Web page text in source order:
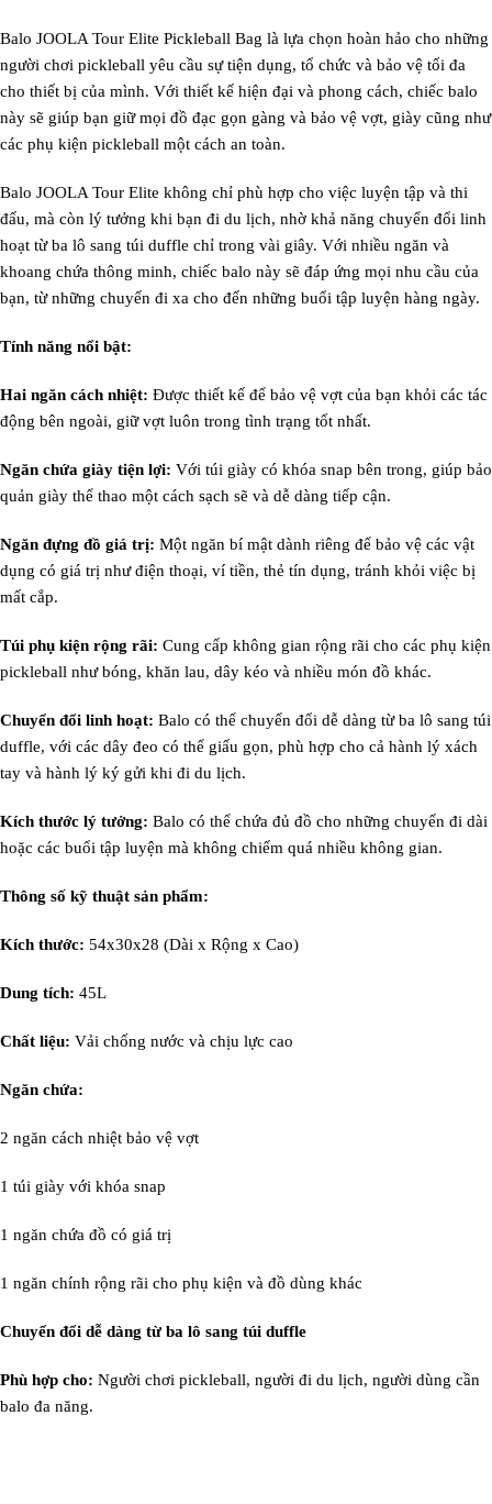
Balo JOOLA Tour Elite Pickleball Bag là lựa chọn hoàn hảo cho những
người chơi pickleball yêu cầu sự tiện dụng, tổ chức và bảo vệ tối đa
cho thiết bị của mình. Với thiết kế hiện đại và phong cách, chiếc balo
này sẽ giúp bạn giữ mọi đồ đạc gọn gàng và bảo vệ vợt, giày cũng như
các phụ kiện pickleball một cách an toàn.
Balo JOOLA Tour Elite không chỉ phù hợp cho việc luyện tập và thi
đấu, mà còn lý tưởng khi bạn đi du lịch, nhờ khả năng chuyển đổi linh
hoạt từ ba lô sang túi duffle chỉ trong vài giây. Với nhiều ngăn và
khoang chứa thông minh, chiếc balo này sẽ đáp ứng mọi nhu cầu của
bạn, từ những chuyến đi xa cho đến những buổi tập luyện hàng ngày.
Tính năng nổi bật:
Hai ngăn cách nhiệt: Được thiết kế để bảo vệ vợt của bạn khỏi các tác
động bên ngoài, giữ vợt luôn trong tình trạng tốt nhất.
Ngăn chứa giày tiện lợi: Với túi giày có khóa snap bên trong, giúp bảo
quản giày thể thao một cách sạch sẽ và dễ dàng tiếp cận.
Ngăn đựng đồ giá trị: Một ngăn bí mật dành riêng để bảo vệ các vật
dụng có giá trị như điện thoại, ví tiền, thẻ tín dụng, tránh khỏi việc bị
mất cắp.
Túi phụ kiện rộng rãi: Cung cấp không gian rộng rãi cho các phụ kiện
pickleball như bóng, khăn lau, dây kéo và nhiều món đồ khác.
Chuyển đổi linh hoạt: Balo có thể chuyển đổi dễ dàng từ ba lô sang túi
duffle, với các dây đeo có thể giấu gọn, phù hợp cho cả hành lý xách
tay và hành lý ký gửi khi đi du lịch.
Kích thước lý tưởng: Balo có thể chứa đủ đồ cho những chuyến đi dài
hoặc các buổi tập luyện mà không chiếm quá nhiều không gian.
Thông số kỹ thuật sản phẩm:
Kích thước: 54x30x28 (Dài x Rộng x Cao)
Dung tích: 45L
Chất liệu: Vải chống nước và chịu lực cao
Ngăn chứa:
2 ngăn cách nhiệt bảo vệ vợt
1 túi giày với khóa snap
1 ngăn chứa đồ có giá trị
1 ngăn chính rộng rãi cho phụ kiện và đồ dùng khác
Chuyển đổi dễ dàng từ ba lô sang túi duffle
Phù hợp cho: Người chơi pickleball, người đi du lịch, người dùng cần
balo đa năng.